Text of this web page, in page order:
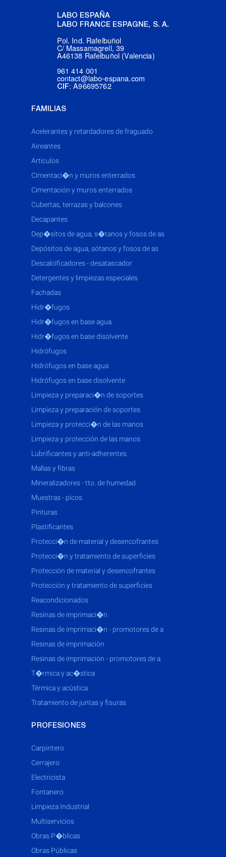
LABO ESPAÑA
LABO FRANCE ESPAGNE, S. A.
Pol. Ind. Rafelbuñol
C/ Massamagrell, 39
A46138 Rafelbuñol (Valencia)
961 414 001
contact@labo-espana.com
CIF: A96695762
FAMILIAS
acelerantes y retardadores de fraguado
aireantes
artículos
cimentaci�n y muros enterrados
cimentación y muros enterrados
cubertas, terrazas y balcones
decapantes
dep�sitos de agua, s�tanos y fosos de as
depósitos de agua, sótanos y fosos de as
descalcificadores - desatascador
detergentes y limpiezas especiales
fachadas
hidr�fugos
hidr�fugos en base agua
hidr�fugos en base disolvente
hidrófugos
hidrófugos en base agua
hidrófugos en base disolvente
limpieza y preparaci�n de soportes
limpieza y preparación de soportes
limpieza y protecci�n de las manos
limpieza y protección de las manos
lubrificantes y anti-adherentes
mallas y fibras
mineralizadores - tto. de humedad
muestras - picos
pinturas
plastificantes
protecci�n de material y desencofrantes
protecci�n y tratamiento de superficies
protección de material y desencofrantes
protección y tratamiento de superficies
reacondicionados
resinas de imprimaci�n
resinas de imprimaci�n - promotores de a
resinas de imprimación
resinas de imprimación - promotores de a
t�rmica y ac�stica
térmica y acústica
tratamiento de juntas y fisuras
PROFESIONES
Carpintero
Cerrajero
Electricista
Fontanero
Limpieza Industrial
Multiservicios
Obras P�blicas
Obras Públicas